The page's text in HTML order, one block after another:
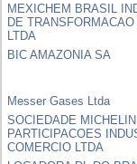
MEXICHEM BRASIL
DE
LTDA
BIC AMAZONIA SA
Messer Gases Ltda
SOCIEDADE
PARTICIPACOES
COMERCIO LTDA